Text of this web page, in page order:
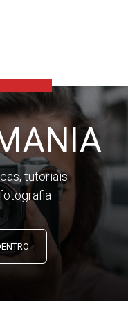
tutoriais